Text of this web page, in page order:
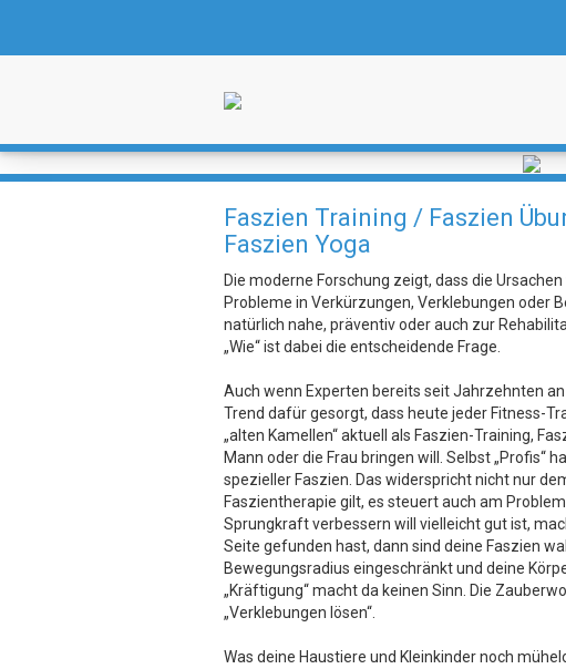
Faszien Training / Faszien
Faszien Yoga
Die moderne Forschung zeigt, dass die
Probleme in Verkürzungen, Verklebungen oder
natürlich nahe, präventiv oder auch zur
„Wie“ ist dabei die entscheidende Frage.
Auch wenn Experten bereits seit Jahrzehnten
Trend dafür gesorgt, dass heute jeder Fitness-
„alten Kamellen“ aktuell als Faszien-Training,
Mann oder die Frau bringen will. Selbst „Profis“
spezieller Faszien. Das widerspricht nicht nur
Faszientherapie gilt, es steuert auch am
Sprungkraft verbessern will vielleicht gut ist,
Seite gefunden hast, dann sind deine Faszien
Bewegungsradius eingeschränkt und deine
„Kräftigung“ macht da keinen Sinn. Die
„Verklebungen lösen“.
Was deine Haustiere und Kleinkinder noch